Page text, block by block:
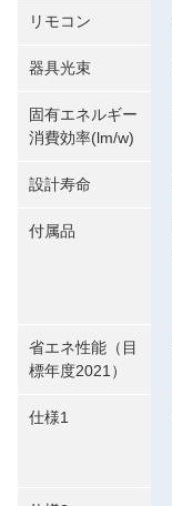
リモコン
器具光束
固有エネルギー
消費効率(lm/w)
設計寿命
付属品
省エネ性能（目
標年度2021）
仕様1